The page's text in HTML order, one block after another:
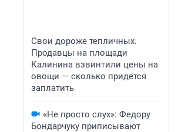
Свои дороже тепличных.
Продавцы на площади
Калинина взвинтили цены на
овощи — сколько придется
заплатить
«Не просто слух»: Федору
Бондарчуку приписывают